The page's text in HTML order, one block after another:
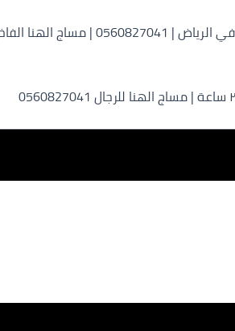
| مساج الهنا الفاخر